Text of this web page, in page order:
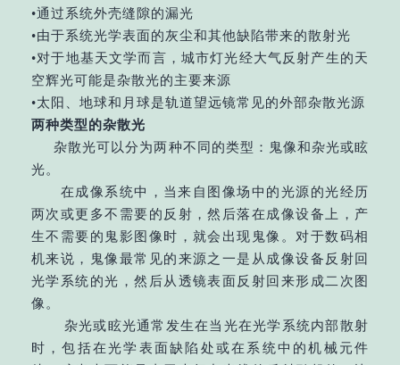
•通过系统外壳缝隙的漏光
•由于系统光学表面的灰尘和其他缺陷带来的散射光
•对于地基天文学而言，城市灯光经大气反射产生的天
空辉光可能是杂散光的主要来源
•太阳、地球和月球是轨道望远镜常见的外部杂散光源
两种类型的杂散光
杂散光可以分为两种不同的类型：鬼像和杂光或眩
光。
在成像系统中，当来自图像场中的光源的光经历
两次或更多不需要的反射，然后落在成像设备上，产
生不需要的鬼影图像时，就会出现鬼像。对于数码相
机来说，鬼像最常见的来源之一是从成像设备反射回
光学系统的光，然后从透镜表面反射回来形成二次图
像。
杂光或眩光通常发生在当光在光学系统内部散射
时，包括在光学表面缺陷处或在系统中的机械元件